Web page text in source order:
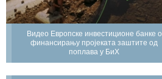
Видео Европске инвестиционе банке о
финансирању пројеката заштите од
поплава у БиХ